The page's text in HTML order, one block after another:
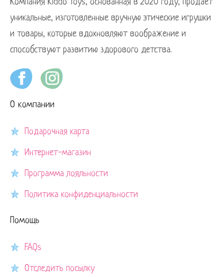
уникальные, изготовленные вручную этические игрушки
и товары, которые вдохновляют воображение и
способствуют развитию здорового детства.
О компании
Подарочная карта
Интернет-магазин
Программа лояльности
Политика конфиденциальности
Помощь
FAQs
Отследить посылку